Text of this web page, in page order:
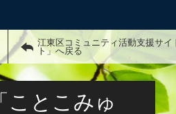
江東区コミュニティ活動支援サイ
ト」へ戻る
ことこみゅ